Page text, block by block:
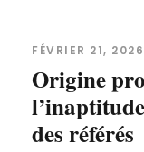
FÉVRIER 21, 2026
Origine
des référés